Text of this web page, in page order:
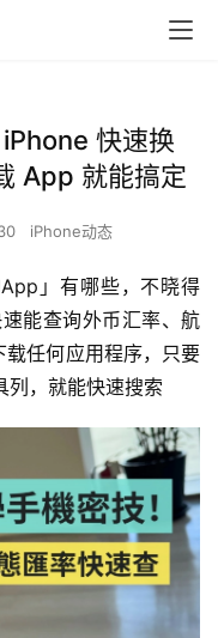
快速换
App 就能搞定
iPhone动态
」有哪些，不晓得
能查询外币汇率、航
任何应用程序，只要
列，就能快速搜索